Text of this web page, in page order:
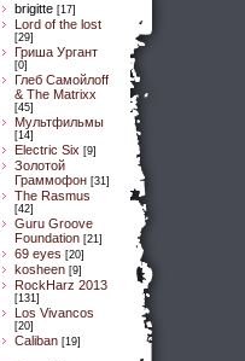
brigitte [17]
Lord of the lost
[29]
Гриша Ургант
[0]
Глеб Самойлоff
& The Matrixx
[45]
Мультфильмы
[14]
Electric Six [9]
Золотой
Граммофон [31]
The Rasmus
[42]
Guru Groove
Foundation [21]
69 eyes [20]
kosheen [9]
RockHarz 2013
[131]
Los Vivancos
[20]
Caliban [19]